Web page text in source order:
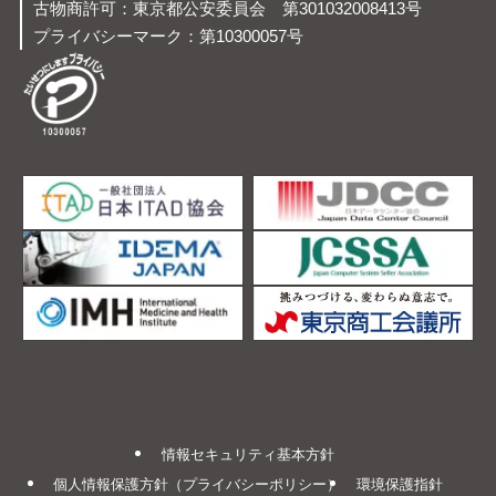
古物商許可：東京都公安委員会 第301032008413号
プライバシーマーク：第10300057号
情報セキュリティ基本方針
個人情報保護方針（プライバシーポリシー）
環境保護指針